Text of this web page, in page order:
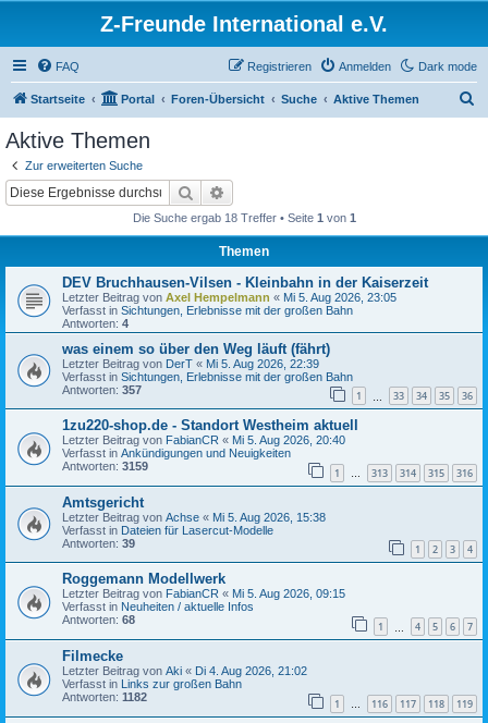
Z-Freunde International e.V.
Dark mode
FAQ Anmelden
Registrieren
Startseite Portal Foren-Übersicht Suche Aktive Themen
Aktive Themen
Zur erweiterten Suche
Suche
Die Suche ergab 18 Treffer • Seite 1 von 1
Themen
DEV Bruchhausen-Vilsen - Kleinbahn in der Kaiserzeit
Letzter Beitrag von Axel Hempelmann « Mi 5. Aug 2026, 23:05
Verfasst in Sichtungen, Erlebnisse mit der großen Bahn
Antworten: 4
was einem so über den Weg läuft (fährt)
Letzter Beitrag von DerT « Mi 5. Aug 2026, 22:39
Verfasst in Sichtungen, Erlebnisse mit der großen Bahn
Antworten: 357 1 33 34 35 36
1zu220-shop.de - Standort Westheim aktuell
Letzter Beitrag von FabianCR « Mi 5. Aug 2026, 20:40
Verfasst in Ankündigungen und Neuigkeiten
Antworten: 3159 1 … 313 314 315 316
Amtsgericht
Letzter Beitrag von Achse « Mi 5. Aug 2026, 15:38
Verfasst in Dateien für Lasercut-Modelle
Antworten: 39 1 2 3 4
Roggemann Modellwerk
Letzter Beitrag von FabianCR « Mi 5. Aug 2026, 09:15
Verfasst in Neuheiten / aktuelle Infos
Antworten: 68 1 4 5 6 7
Filmecke
Letzter Beitrag von Aki « Di 4. Aug 2026, 21:02
Verfasst in Links zur großen Bahn
Antworten: 1182 1 … 116 117 118 119